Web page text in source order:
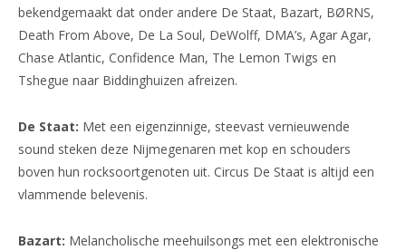
bekendgemaakt dat onder andere De Staat, Bazart, BØRNS,
Death From Above, De La Soul, DeWolff, DMA’s, Agar Agar,
Chase Atlantic, Confidence Man, The Lemon Twigs en
Tshegue naar Biddinghuizen afreizen.
De Staat: Met een eigenzinnige, steevast vernieuwende
sound steken deze Nijmegenaren met kop en schouders
boven hun rocksoortgenoten uit. Circus De Staat is altijd een
vlammende belevenis.
Bazart: Melancholische meehuilsongs met een elektronische